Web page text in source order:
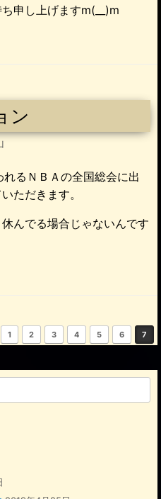
申し上げますm(__)m
ン
るＮＢＡの全国総会に出
ただきます。
んでる場合じゃないんです
1 2 3 4 5 6 7